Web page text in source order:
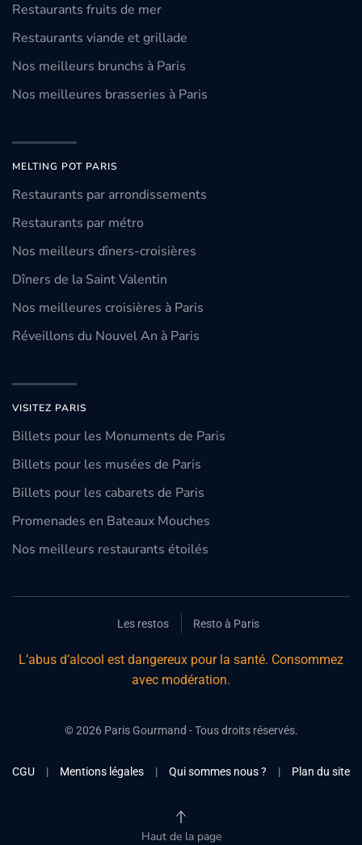
Restaurants fruits de mer
Restaurants viande et grillade
Nos meilleurs brunchs à Paris
Nos meilleures brasseries à Paris
MELTING POT PARIS
Restaurants par arrondissements
Restaurants par métro
Nos meilleurs dîners-croisières
Dîners de la Saint Valentin
Nos meilleures croisières à Paris
Réveillons du Nouvel An à Paris
VISITEZ PARIS
Billets pour les Monuments de Paris
Billets pour les musées de Paris
Billets pour les cabarets de Paris
Promenades en Bateaux Mouches
Nos meilleurs restaurants étoilés
Les restos Resto à Paris
L’abus d’alcool est dangereux pour la santé. Consommez
avec modération.
©2026Paris Gourmand - Tous droits réservés.
CGU | Mentions légales | Qui sommes nous ? | Plan du site
Haut de la page